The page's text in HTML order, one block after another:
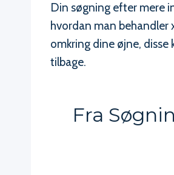
Din søgning efter mere
hvordan man behandler
omkring dine øjne,
tilbage.
Fra